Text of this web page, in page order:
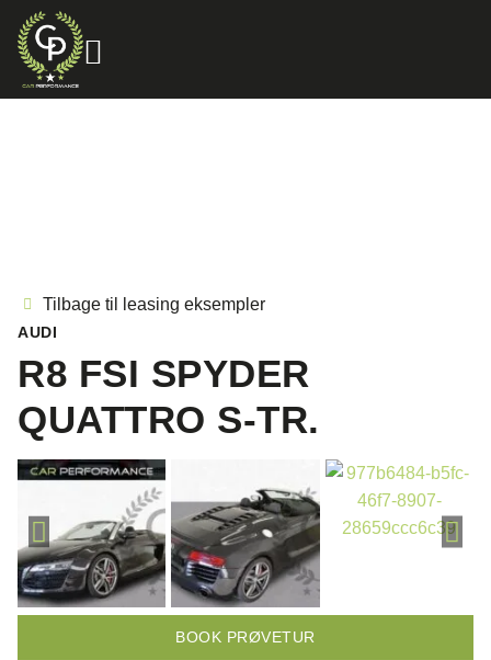
Tilbage til leasing eksempler
AUDI
R8 FSI SPYDER
QUATTRO S-TR.
BOOK PRØVETUR